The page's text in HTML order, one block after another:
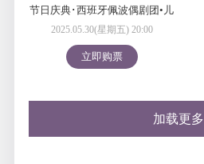
节日庆典･西班牙佩波偶剧团•儿
童节音乐会
2025.05.30(星期五) 20:00
立即购票
加载更多